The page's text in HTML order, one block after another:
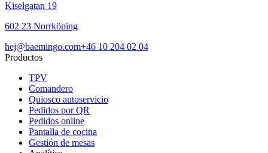
Kiselgatan 19
602 23 Norrköping
hej@baemingo.com+46 10 204 02 04
Productos
TPV
Comandero
Quiosco autoservicio
Pedidos por QR
Pedidos online
Pantalla de cocina
Gestión de mesas